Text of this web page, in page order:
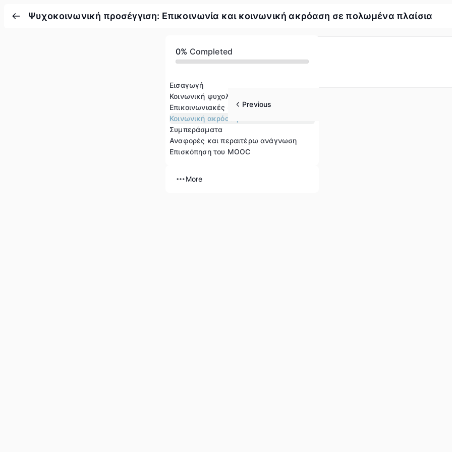
Ψυχοκοινωνική προσέγγιση: Επικοινωνία και κοινωνική ακρόαση σε πολωμένα πλαίσια
0% Completed
Εισαγωγή
Κοινωνική ψυχολογία ομάδων
Επικοινωνιακές στρατηγικές
Κοινωνική ακρόαση
Συμπεράσματα
Αναφορές και περαιτέρω ανάγνωση
Επισκόπηση του MOOC
More
Previous